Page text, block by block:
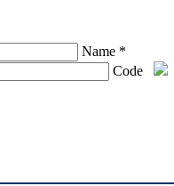
Name *
Code